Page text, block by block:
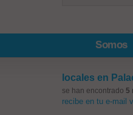
Somos
locales en
se han encontrado 5
recibe en tu e-mail